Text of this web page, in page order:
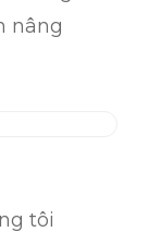
nâng
tôi